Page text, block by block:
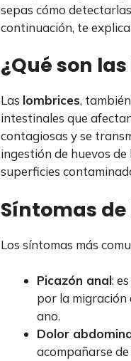
sepas cómo
continuación, te
¿Qué son
Las lombrices,
intestinales que
contagiosas y se
ingestión de huevos
superficies
Síntomas
Los síntomas más
Picazón anal:
por la migración
ano.
Dolor
acompañarse